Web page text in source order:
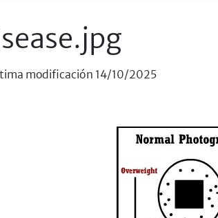
modificación 14/10/2025